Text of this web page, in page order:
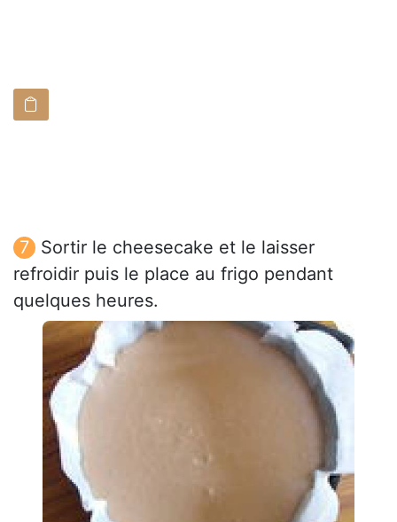
Sortir le cheesecake et le laisser
refroidir puis le place au frigo pendant
quelques heures.